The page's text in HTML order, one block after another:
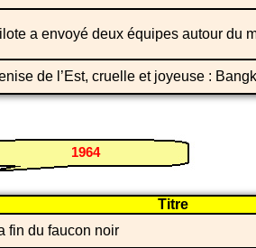
a envoyé deux équipes autour du
de l’Est, cruelle et joyeuse :
1964
Titre
fin du faucon noir